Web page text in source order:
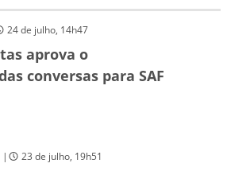
24 de julho, 14h47
aprova o
conversas para SAF
| 23 de julho, 19h51